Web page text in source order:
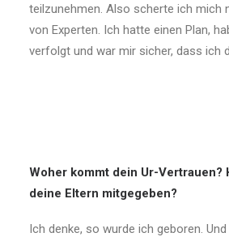
teilzunehmen. Also scherte ich mich
von Experten. Ich hatte einen Plan,
verfolgt und war mir sicher, dass ich
Woher kommt dein Ur-Vertrauen?
deine Eltern mitgegeben?
Ich denke, so wurde ich geboren.